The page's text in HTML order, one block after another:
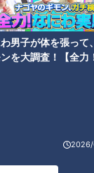
男子が体を張って
を大調査！【全力
2026/
業の開発魂
コラム
説風
2021/07/06 13:50